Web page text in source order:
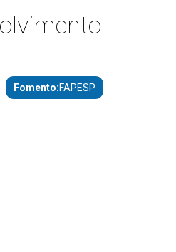
Fomento FAPESP